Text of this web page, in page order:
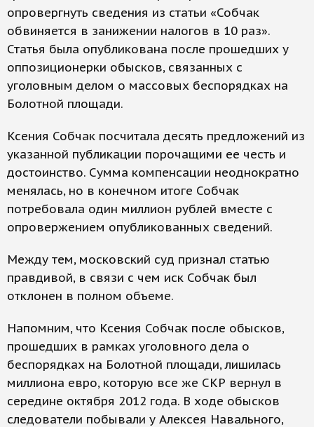
опровергнуть сведения из статьи «Собчак
обвиняется в занижении налогов в 10 раз».
Статья была опубликована после прошедших у
оппозиционерки обысков, связанных с
уголовным делом о массовых беспорядках на
Болотной площади.
Ксения Собчак посчитала десять предложений из
указанной публикации порочащими ее честь и
достоинство. Сумма компенсации неоднократно
менялась, но в конечном итоге Собчак
потребовала один миллион рублей вместе с
опровержением опубликованных сведений.
Между тем, московский суд признал статью
правдивой, в связи с чем иск Собчак был
отклонен в полном объеме.
Напомним, что Ксения Собчак после обысков,
прошедших в рамках уголовного дела о
беспорядках на Болотной площади, лишилась
миллиона евро, которую все же СКР вернул в
середине октября 2012 года. В ходе обысков
следователи побывали у Алексея Навального,